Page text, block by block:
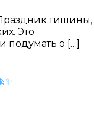
тишины,
Это
подумать о […]